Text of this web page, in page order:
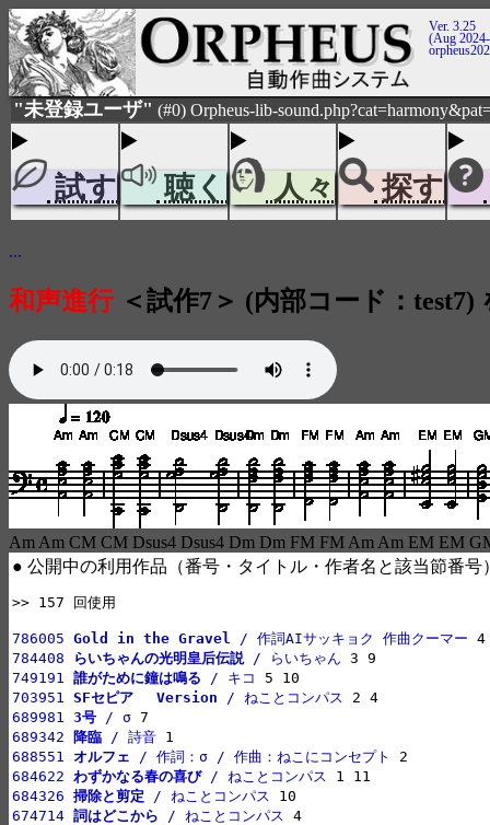
Ver. 3.25
(Aug
"未登録ユーザ" (#0) Orpheus-lib-
試す 聴く 人々 探す
...
和声進行＜試作7＞ (内部コード：test7)
Am Am CM CM Dsus4 Dsus4 Dm Dm FM FM Am Am EM EM
● 公開中の利用作品（番号・タイトル・作者名と該当節番号
>> 157 回使用
786005 Gold in the Gravel / 作詞AIサッキョク 作曲クーマー
784408
らいちゃんの光明皇后伝説 / らいちゃん
749191 誰がために鐘は鳴る / キコ
703951 SFセピア 　Version / ねことコンパス
689981 3号 / σ
689342
降臨 / 詩音
688551 オルフェ / 作詞：σ / 作曲：ねこにコンセプト
684622 わずかなる春の喜び / ねことコンパス
684326 掃除と剪定 / ねことコンパス
674714 詞はどこから / ねことコンパス